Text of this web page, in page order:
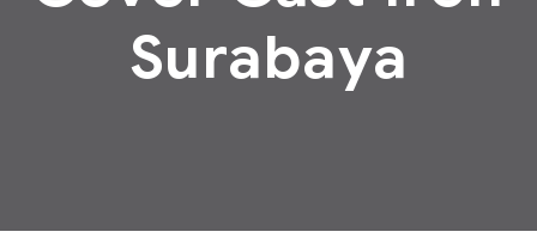
Surabaya